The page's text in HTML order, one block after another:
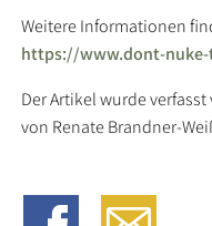
Weitere Informationen
https://www.dont-
Der Artikel wurde
von Renate Brandner-